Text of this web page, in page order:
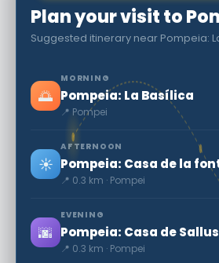
Plan your visit to
Suggested itinerary near Pompeia:
🌅
MORNING
Pompeia: La Basílica
📍 Pompei
☀️
AFTERNOON
Pompeia: Casa de la
📍 0.3 km · Pompei
🌆
EVENING
Pompeia: Casa de
📍 0.3 km · Pompei